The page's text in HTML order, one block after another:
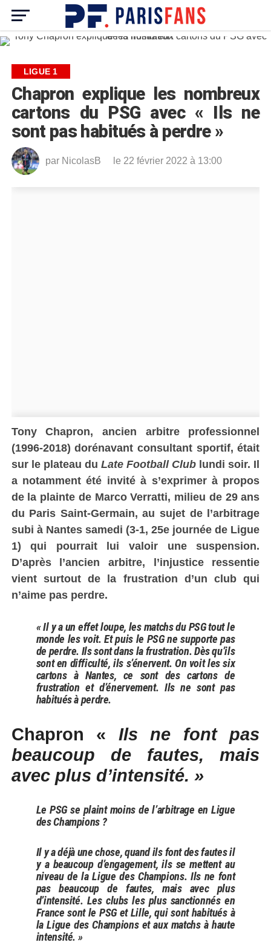
LIGUE 1
Chapron explique les nombreux
cartons du PSG avec « Ils ne
sont pas habitués à perdre »
par NicolasB le 22 février 2022 à 13:00
Tony Chapron, ancien arbitre professionnel
(1996-2018) dorénavant consultant sportif, était
sur le plateau du Late Football Club lundi soir. Il
a notamment été invité à s’exprimer à propos
de la plainte de Marco Verratti, milieu de 29 ans
du Paris Saint-Germain, au sujet de l’arbitrage
subi à Nantes samedi (3-1, 25e journée de Ligue
1) qui pourrait lui valoir une suspension.
D’après l’ancien arbitre, l’injustice ressentie
vient surtout de la frustration d’un club qui
n’aime pas perdre.
« Il y a un effet loupe, les matchs du PSG tout le
monde les voit. Et puis le PSG ne supporte pas
de perdre. Ils sont dans la frustration. Dès qu’ils
sont en difficulté, ils s’énervent. On voit les six
cartons à Nantes, ce sont des cartons de
frustration et d’énervement. Ils ne sont pas
habitués à perdre.
Chapron « Ils ne font pas
beaucoup de fautes, mais
avec plus d’intensité. »
Le PSG se plaint moins de l’arbitrage en Ligue
des Champions ?
Il y a déjà une chose, quand ils font des fautes il
y a beaucoup d’engagement, ils se mettent au
niveau de la Ligue des Champions. Ils ne font
pas beaucoup de fautes, mais avec plus
d’intensité. Les clubs les plus sanctionnés en
France sont le PSG et Lille, qui sont habitués à
la Ligue des Champions et aux matchs à haute
intensité. »